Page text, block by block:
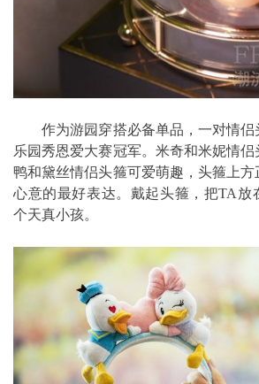
作为游园穿搭必备单品，一对情侣
乐园秀恩爱大赛冠军。米奇和米妮情
鸭和黛丝情侣头箍可爱萌趣，头箍上
心意的最好表达。戴起头箍，把TA放
个天真小孩。